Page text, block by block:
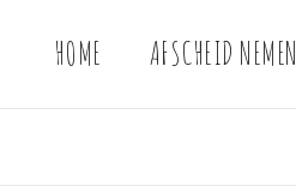
HOME AFSCHEID NEMEN